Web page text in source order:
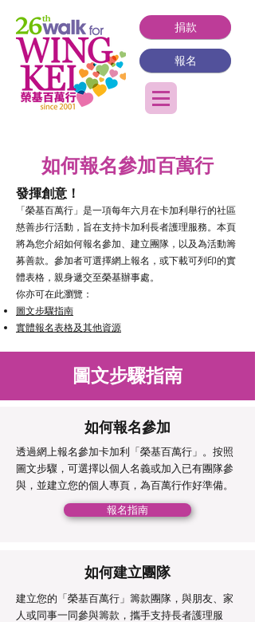
捐款
報名
如何報名參加百萬行
發揮創意！
「榮基百萬行」是一項每年六月在卡加利舉行的社區
慈善步行活動，旨在支持卡加利長者護理服務。本頁
將為您介紹如何報名參加、建立團隊，以及為活動籌
募善款。參加者可選擇網上報名，或下載可列印的實
體表格，親身遞交至榮基辦事處。
你亦可在此瀏覽：
圖文步驟指南
實體報名表格及其他資源
圖文步驟指南
如何報名參加
透過網上報名參加卡加利「榮基百萬行」。按照
圖文步驟，可選擇以個人名義或加入已有團隊參
與，並建立您的個人專頁，為百萬行作好準備。
報名指南
如何建立團隊
建立您的「榮基百萬行」籌款團隊，與朋友、家
人或同事一同參與籌款，攜手支持長者護理服